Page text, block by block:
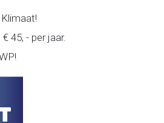
45, - per jaar.